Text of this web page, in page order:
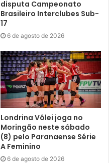
disputa Campeonato
Brasileiro Interclubes Sub-
17
6 de agosto de 2026
Londrina Vôlei joga no
Moringão neste sábado
(8) pelo Paranaense Série
A Feminino
6 de agosto de 2026